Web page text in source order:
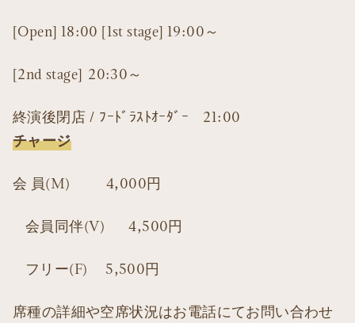
[Open] 18:00 [1st stage] 19:00～
[2nd stage] 20:30～
終演後閉店 / ﾌｰﾄﾞﾗｽﾄｵｰﾀﾞｰ 21:00
チャージ
会 員(M) 4,000円
会員同伴(V) 4,500円
フリー(F) 5,500円
席種の詳細や空席状況はお電話にてお問い合わせ